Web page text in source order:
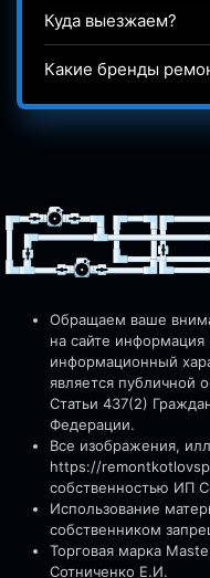
Куда выезжаем?
Какие бренды
Обращаем ваше
на сайте информация
информационный
является публичной
Статьи 437(2)
Федерации.
Все изображения,
https://
собственностью ИП
Использование
собственником
Торговая марка
Сотниченко Е.И.